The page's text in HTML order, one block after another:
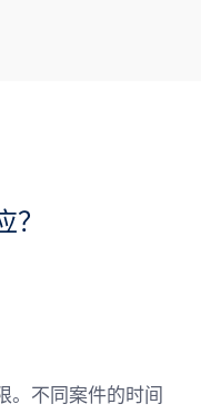
。不同案件的时间